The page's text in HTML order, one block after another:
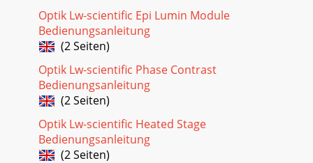
Optik Lw-scientific Epi Lumin Module
Bedienungsanleitung
(2 Seiten)
Optik Lw-scientific Phase Contrast
Bedienungsanleitung
(2 Seiten)
Optik Lw-scientific Heated Stage
Bedienungsanleitung
(2 Seiten)